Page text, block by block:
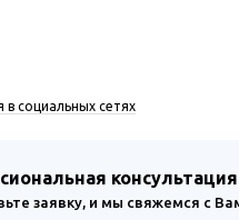
в социальных сетях
заявку, и мы свяжемся с